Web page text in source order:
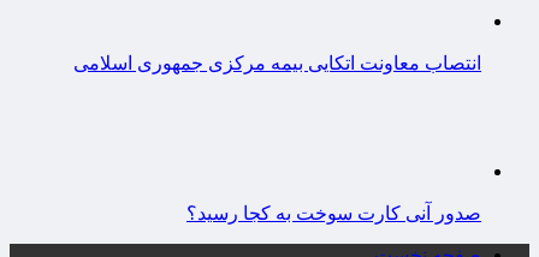
انتصاب معاونت اتکایی بیمه مرکزی جمهوری اسلامی
صدور آنی کارت سوخت به کجا رسید؟